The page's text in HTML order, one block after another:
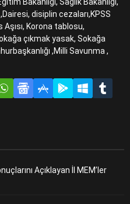
disiplin cezaları,KPSS
Korona tablosu,
çıkmak yasak, Sokağa
,Milli Savunma ,
Açıklayan İl MEM’ler